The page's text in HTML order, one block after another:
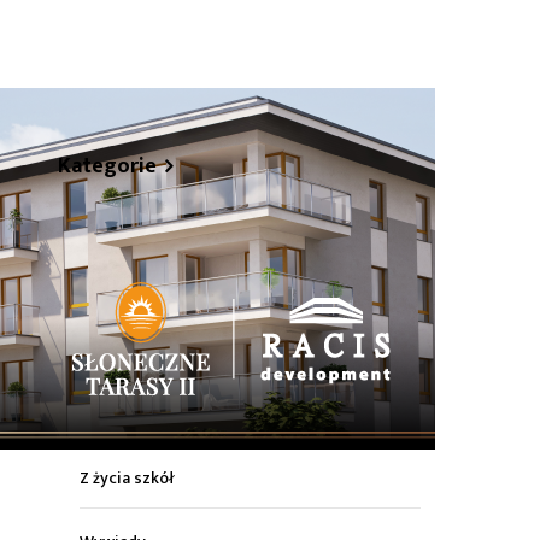
Kategorie
Z życia miasta
Sport
Kultura
Wiadomości z regionu
Z życia szkół